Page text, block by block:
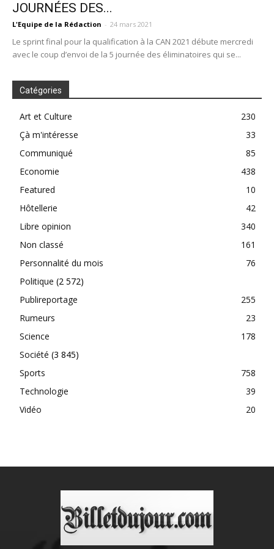
JOURNÉES DES...
L'Equipe de la Rédaction - 24 mars 2021
Le sprint final pour la qualification à la CAN 2021 débute mercredi
avec le coup d’envoi de la 5 journée des éliminatoires qui se...
Catégories
Art et Culture
230
Çà m'intéresse
33
Communiqué
85
Economie
438
Featured
10
Hôtellerie
42
Libre opinion
340
Non classé
161
Personnalité du mois
76
Politique (2 572)
Publireportage
255
Rumeurs
23
Science
178
Société (3 845)
Sports
758
Technologie
39
Vidéo
20